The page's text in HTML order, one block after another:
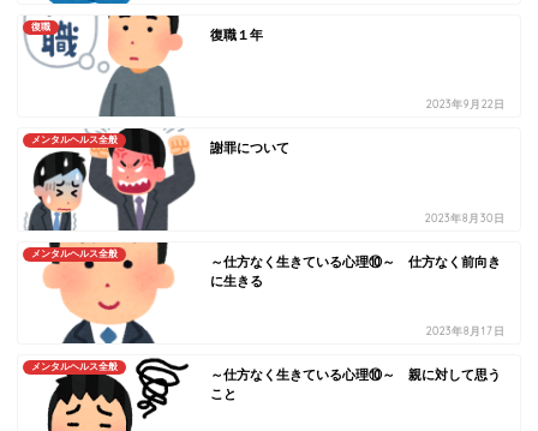
復職
復職１年
2023年9月22日
メンタルヘルス全般
謝罪について
2023年8月30日
メンタルヘルス全般
～仕方なく生きている心理⑩～ 仕方なく前向き
に生きる
2023年8月17日
メンタルヘルス全般
～仕方なく生きている心理⑩～ 親に対して思う
こと